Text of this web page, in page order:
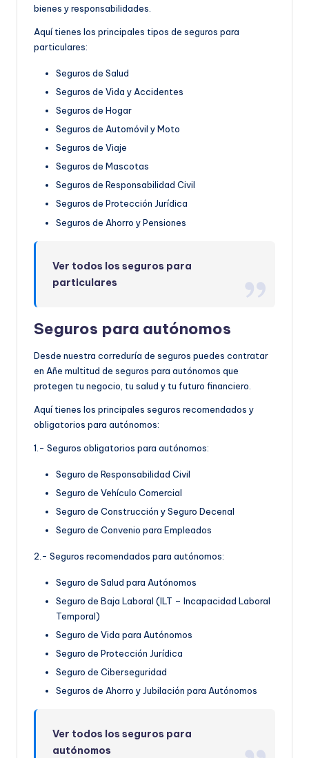
bienes y responsabilidades.
Aquí tienes los principales tipos de seguros para
particulares:
Seguros de Salud
Seguros de Vida y Accidentes
Seguros de Hogar
Seguros de Automóvil y Moto
Seguros de Viaje
Seguros de Mascotas
Seguros de Responsabilidad Civil
Seguros de Protección Jurídica
Seguros de Ahorro y Pensiones
Ver todos los seguros para
particulares
Seguros para autónomos
Desde nuestra correduría de seguros puedes contratar
en Añe multitud de seguros para autónomos que
protegen tu negocio, tu salud y tu futuro financiero.
Aquí tienes los principales seguros recomendados y
obligatorios para autónomos:
1.- Seguros obligatorios para autónomos:
Seguro de Responsabilidad Civil
Seguro de Vehículo Comercial
Seguro de Construcción y Seguro Decenal
Seguro de Convenio para Empleados
2.- Seguros recomendados para autónomos:
Seguro de Salud para Autónomos
Seguro de Baja Laboral (ILT – Incapacidad Laboral
Temporal)
Seguro de Vida para Autónomos
Seguro de Protección Jurídica
Seguro de Ciberseguridad
Seguros de Ahorro y Jubilación para Autónomos
Ver todos los seguros para
autónomos